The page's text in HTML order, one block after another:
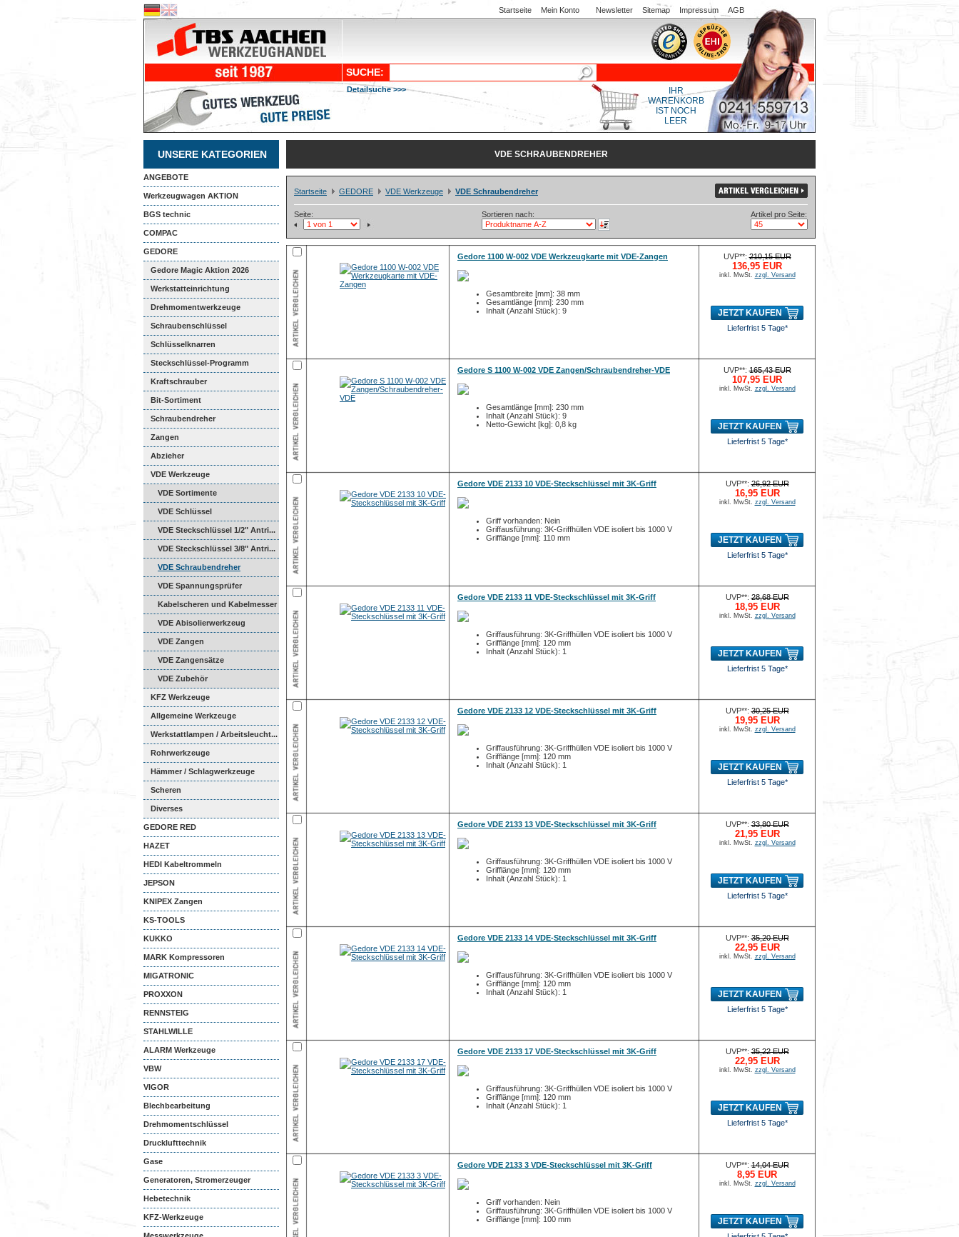
Startseite Mein Konto Newsletter Sitemap Impressum AGB
SUCHE:
Detailsuche >>>
IHR
WARENKORB
IST NOCH
LEER
UNSERE KATEGORIEN
ANGEBOTE
Werkzeugwagen AKTION
BGS technic
COMPAC
GEDORE
Gedore Magic Aktion 2026
Werkstatteinrichtung
Drehmomentwerkzeuge
Schraubenschlüssel
Schlüsselknarren
Steckschlüssel-Programm
Kraftschrauber
Bit-Sortiment
Schraubendreher
Zangen
Abzieher
VDE Werkzeuge
VDE Sortimente
VDE Schlüssel
VDE Steckschlüssel 1/2" Antri...
VDE Steckschlüssel 3/8" Antri...
VDE Schraubendreher
VDE Spannungsprüfer
Kabelscheren und Kabelmesser
VDE Abisolierwerkzeug
VDE Zangen
VDE Zangensätze
VDE Zubehör
KFZ Werkzeuge
Allgemeine Werkzeuge
Werkstattlampen / Arbeitsleucht...
Rohrwerkzeuge
Hämmer / Schlagwerkzeuge
Scheren
Diverses
GEDORE RED
HAZET
HEDI Kabeltrommeln
JEPSON
KNIPEX Zangen
KS-TOOLS
KUKKO
MARK Kompressoren
MIGATRONIC
PROXXON
RENNSTEIG
STAHLWILLE
ALARM Werkzeuge
VBW
VIGOR
Blechbearbeitung
Drehmomentschlüssel
Drucklufttechnik
Gase
Generatoren, Stromerzeuger
Hebetechnik
KFZ-Werkzeuge
VDE SCHRAUBENDREHER
Startseite GEDORE VDE Werkzeuge VDE Schraubendreher
Seite: Sortieren nach: Artikel pro Seite:
Gedore 1100 W-002 VDE Werkzeugkarte mit VDE-Zangen
Gesamtbreite [mm]: 38 mm
Gesamtlänge [mm]: 230 mm
Inhalt (Anzahl Stück): 9
UVP**:210,15 EUR
136,95 EUR
inkl. MwSt. zzgl. Versand
JETZT KAUFEN
Lieferfrist 5 Tage*
Gedore S 1100 W-002 VDE Zangen/Schraubendreher-VDE
Gesamtlänge [mm]: 230 mm
Inhalt (Anzahl Stück): 9
Netto-Gewicht [kg]: 0,8 kg
UVP**:165,43 EUR
107,95 EUR
inkl. MwSt. zzgl. Versand
JETZT KAUFEN
Lieferfrist 5 Tage*
Gedore VDE 2133 10 VDE-Steckschlüssel mit 3K-Griff
Griff vorhanden: Nein
Griffausführung: 3K-Griffhüllen VDE isoliert bis 1000 V
Grifflänge [mm]: 110 mm
UVP**:26,92 EUR
16,95 EUR
inkl. MwSt. zzgl. Versand
JETZT KAUFEN
Lieferfrist 5 Tage*
Gedore VDE 2133 11 VDE-Steckschlüssel mit 3K-Griff
Griffausführung: 3K-Griffhüllen VDE isoliert bis 1000 V
Grifflänge [mm]: 120 mm
Inhalt (Anzahl Stück): 1
UVP**:28,68 EUR
18,95 EUR
inkl. MwSt. zzgl. Versand
JETZT KAUFEN
Lieferfrist 5 Tage*
Gedore VDE 2133 12 VDE-Steckschlüssel mit 3K-Griff
Griffausführung: 3K-Griffhüllen VDE isoliert bis 1000 V
Grifflänge [mm]: 120 mm
Inhalt (Anzahl Stück): 1
UVP**:30,25 EUR
19,95 EUR
inkl. MwSt. zzgl. Versand
JETZT KAUFEN
Lieferfrist 5 Tage*
Gedore VDE 2133 13 VDE-Steckschlüssel mit 3K-Griff
Griffausführung: 3K-Griffhüllen VDE isoliert bis 1000 V
Grifflänge [mm]: 120 mm
Inhalt (Anzahl Stück): 1
UVP**:33,80 EUR
21,95 EUR
inkl. MwSt. zzgl. Versand
JETZT KAUFEN
Lieferfrist 5 Tage*
Gedore VDE 2133 14 VDE-Steckschlüssel mit 3K-Griff
Griffausführung: 3K-Griffhüllen VDE isoliert bis 1000 V
Grifflänge [mm]: 120 mm
Inhalt (Anzahl Stück): 1
UVP**:35,20 EUR
22,95 EUR
inkl. MwSt. zzgl. Versand
JETZT KAUFEN
Lieferfrist 5 Tage*
Gedore VDE 2133 17 VDE-Steckschlüssel mit 3K-Griff
Griffausführung: 3K-Griffhüllen VDE isoliert bis 1000 V
Grifflänge [mm]: 120 mm
Inhalt (Anzahl Stück): 1
UVP**:35,22 EUR
22,95 EUR
inkl. MwSt. zzgl. Versand
JETZT KAUFEN
Lieferfrist 5 Tage*
Gedore VDE 2133 3 VDE-Steckschlüssel mit 3K-Griff
Griff vorhanden: Nein
Griffausführung: 3K-Griffhüllen VDE isoliert bis 1000 V
Grifflänge [mm]: 100 mm
UVP**:14,04 EUR
8,95 EUR
inkl. MwSt. zzgl. Versand
JETZT KAUFEN